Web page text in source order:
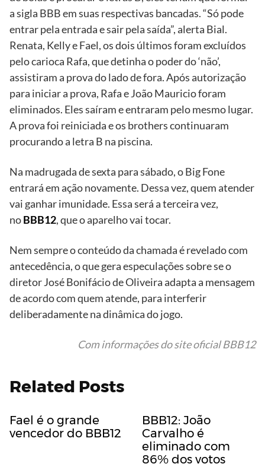
a sigla BBB em suas respectivas bancadas. “Só pode
entrar pela entrada e sair pela saída”, alerta Bial.
Renata, Kelly e Fael, os dois últimos foram excluídos
pelo carioca Rafa, que detinha o poder do ‘não’,
assistiram a prova do lado de fora. Após autorização
para iniciar a prova, Rafa e João Mauricio foram
eliminados. Eles saíram e entraram pelo mesmo lugar.
A prova foi reiniciada e os brothers continuaram
procurando a letra B na piscina.
Na madrugada de sexta para sábado, o Big Fone
entrará em ação novamente. Dessa vez, quem atender
vai ganhar imunidade. Essa será a terceira vez,
noBBB12, que o aparelho vai tocar.
Nem sempre o conteúdo da chamada é revelado com
antecedência, o que gera especulações sobre se o
diretor José Bonifácio de Oliveira adapta a mensagem
de acordo com quem atende, para interferir
deliberadamente na dinâmica do jogo.
Com informações do site oficial BBB12
Related Posts
Fael é o grande
vencedor do BBB12
BBB12: João
Carvalho é
eliminado com
86% dos votos